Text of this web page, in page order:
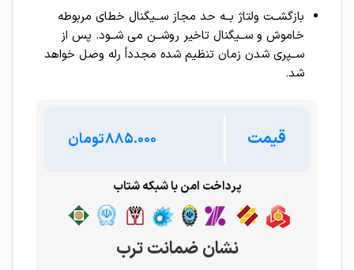
بازگشــت ولتاژ بــه حد مجاز ســیگنال خطای مربوطه
خاموش و ســیگنال تاخیر روشــن می شــود. پس از
ســپری شدن زمان تنظیم شده مجدداً رله وصل خواهد
شد.
قیمت تومان
پرداخت امن با شبکه شتاب
نشان ضمانت ترب